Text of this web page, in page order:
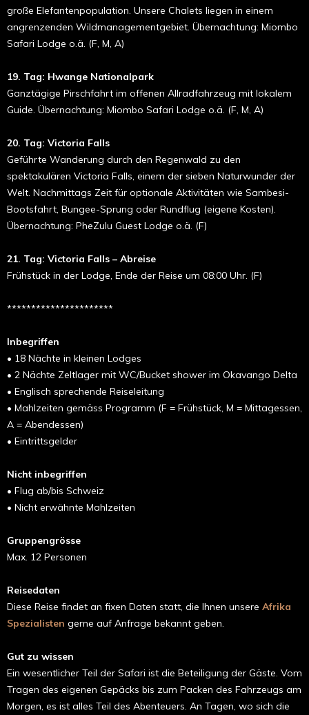
große Elefantenpopulation. Unsere Chalets liegen in einem
angrenzenden Wildmanagementgebiet. Übernachtung: Miombo
Safari Lodge o.ä. (F, M, A)
19. Tag: Hwange Nationalpark
Ganztägige Pirschfahrt im offenen Allradfahrzeug mit lokalem
Guide. Übernachtung: Miombo Safari Lodge o.ä. (F, M, A)
20. Tag: Victoria Falls
Geführte Wanderung durch den Regenwald zu den
spektakulären Victoria Falls, einem der sieben Naturwunder der
Welt. Nachmittags Zeit für optionale Aktivitäten wie Sambesi-
Bootsfahrt, Bungee-Sprung oder Rundflug (eigene Kosten).
Übernachtung: PheZulu Guest Lodge o.ä. (F)
21. Tag: Victoria Falls – Abreise
Frühstück in der Lodge, Ende der Reise um 08:00 Uhr. (F)
**********************
Inbegriffen
• 18 Nächte in kleinen Lodges
• 2 Nächte Zeltlager mit WC/Bucket shower im Okavango Delta
• Englisch sprechende Reiseleitung
• Mahlzeiten gemäss Programm (F = Frühstück, M = Mittagessen,
A = Abendessen)
• Eintrittsgelder
Nicht inbegriffen
• Flug ab/bis Schweiz
• Nicht erwähnte Mahlzeiten
Gruppengrösse
Max. 12 Personen
Reisedaten
Diese Reise findet an fixen Daten statt, die Ihnen unsere Afrika
Spezialisten gerne auf Anfrage bekannt geben.
Gut zu wissen
Ein wesentlicher Teil der Safari ist die Beteiligung der Gäste. Vom
Tragen des eigenen Gepäcks bis zum Packen des Fahrzeugs am
Morgen, es ist alles Teil des Abenteuers. An Tagen, wo sich die